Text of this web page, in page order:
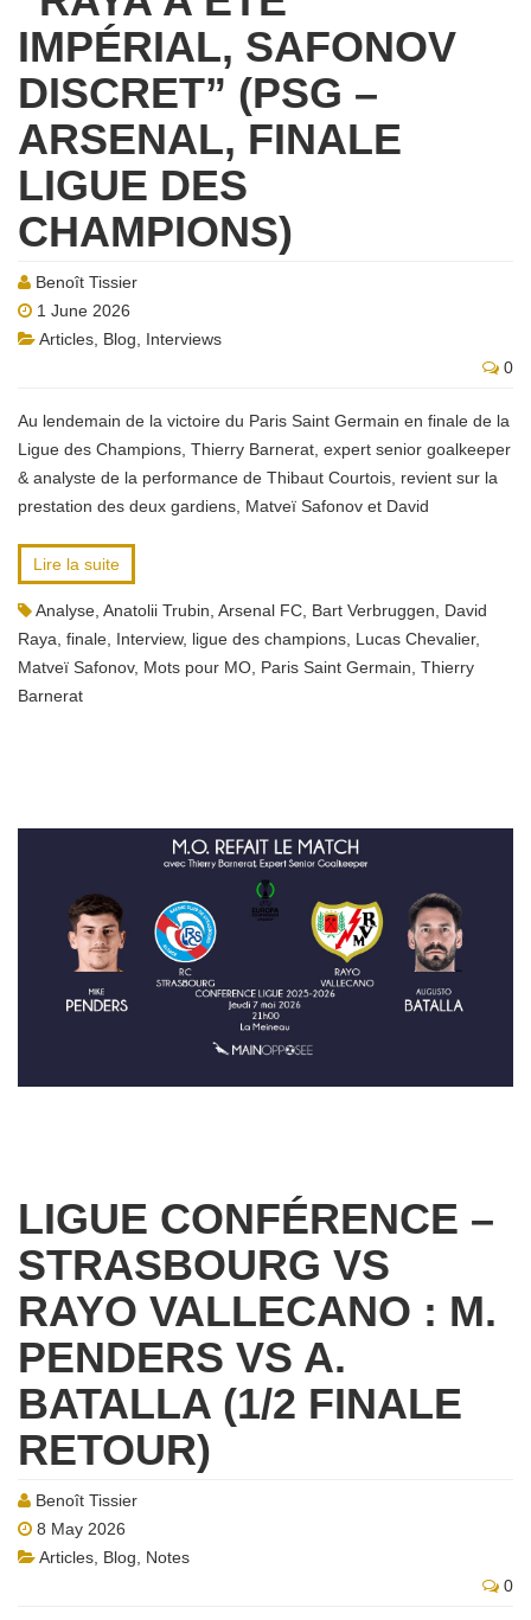
IMPÉRIAL, SAFONOV
DISCRET” (PSG –
ARSENAL, FINALE
LIGUE DES
CHAMPIONS)
Benoît Tissier
1 June 2026
Articles Blog
Interviews
0
Au lendemain de la victoire du Paris Saint Germain en finale de la
Ligue des Champions, Thierry Barnerat, expert senior goalkeeper
& analyste de la performance de Thibaut Courtois, revient sur la
prestation des deux gardiens, Matveï Safonov et David
Lire la suite
Analyse Anatolii Trubin Arsenal FC Bart Verbruggen
David
Raya finale Interview, ligue des champions Lucas Chevalier,
Matveï Safonov, Mots pour MO Paris Saint Germain Thierry
Barnerat
LIGUE CONFÉRENCE –
STRASBOURG VS
RAYO VALLECANO : M.
PENDERS VS A.
BATALLA (1/2 FINALE
RETOUR)
Benoît Tissier
8 May 2026
Articles Blog
Notes
0